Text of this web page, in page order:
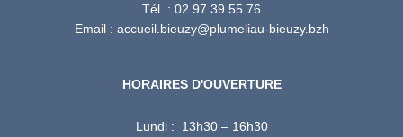
Tél. : 02 97 39 55 76
Email : accueil.bieuzy@plumeliau-bieuzy.bzh
HORAIRES D'OUVERTURE
Lundi : 13h30 – 16h30